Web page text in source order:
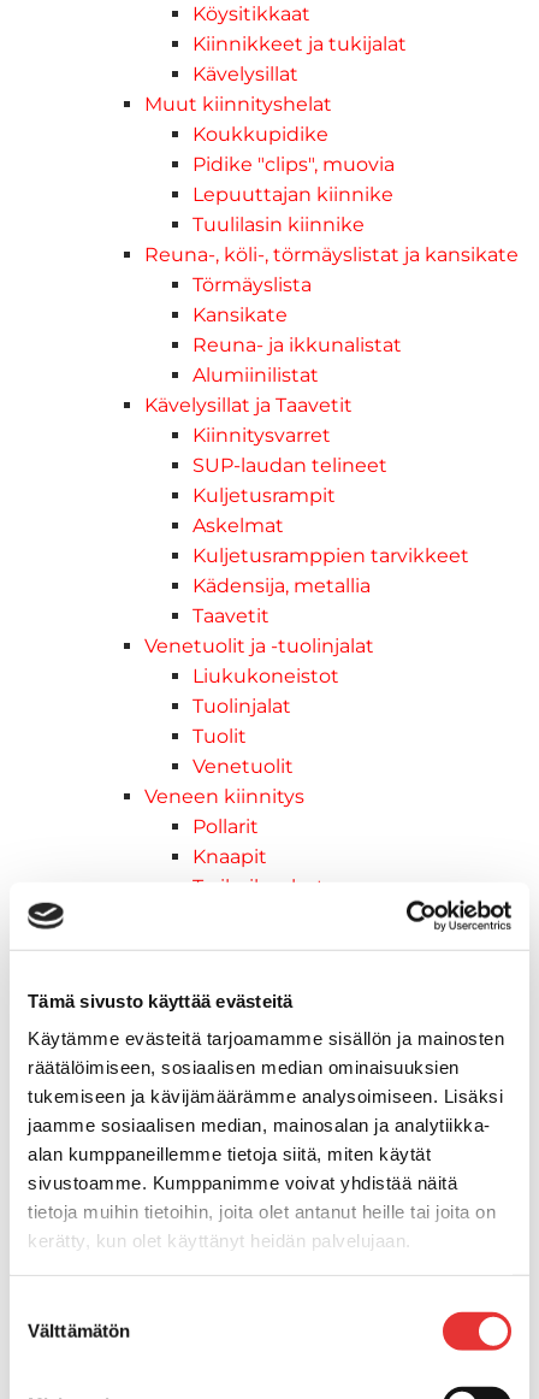
Tämä sivusto käyttää evästeitä
Käytämme evästeitä tarjoamamme sisällön ja mainosten
räätälöimiseen, sosiaalisen median ominaisuuksien
tukemiseen ja kävijämäärämme analysoimiseen. Lisäksi
jaamme sosiaalisen median, mainosalan ja analytiikka-
alan kumppaneillemme tietoja siitä, miten käytät
sivustoamme. Kumppanimme voivat yhdistää näitä
tietoja muihin tietoihin, joita olet antanut heille tai joita on
kerätty, kun olet käyttänyt heidän palvelujaan.
valinta
Välttämätön
Köysitikkaat
Kiinnikkeet ja tukijalat
Kävelysillat
Muut kiinnityshelat
Koukkupidike
Pidike "clips", muovia
Lepuuttajan kiinnike
Tuulilasin kiinnike
Reuna-, köli-, törmäyslistat ja kansikate
Törmäyslista
Kansikate
Reuna- ja ikkunalistat
Alumiinilistat
Kävelysillat ja Taavetit
Kiinnitysvarret
SUP-laudan telineet
Kuljetusrampit
Askelmat
Kuljetusramppien tarvikkeet
Kädensija, metallia
Taavetit
Venetuolit ja -tuolinjalat
Liukukoneistot
Tuolinjalat
Tuolit
Venetuolit
Veneen kiinnitys
Pollarit
Knaapit
Trailerikoukut
Venerenkaat ja silmukkapultit/-
ruuvit
Kansiruuvikkeet
Jätevesi
Kansiruuvikkeiden varaosat
Muoviseokset
Polttoaine
Kansiruuvikkeitten varaosat
Makea vesi
Keula- ja uimatasot
Uimatasot
Keulatasot